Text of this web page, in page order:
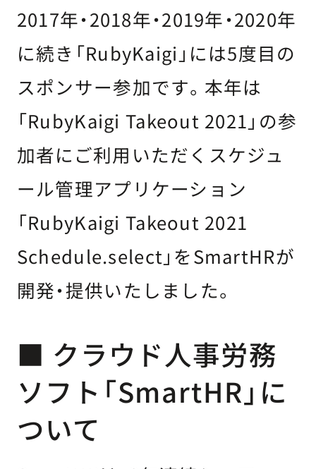
2017年・2018年・2019年・2020年
に続き「RubyKaigi」には5度目の
スポンサー参加です。本年は
「RubyKaigi Takeout 2021」の参
加者にご利用いただくスケジュ
ール管理アプリケーション
「RubyKaigi Takeout 2021
Schedule.select」をSmartHRが
開発・提供いたしました。
■ クラウド人事労務
ソフト「SmartHR」に
ついて